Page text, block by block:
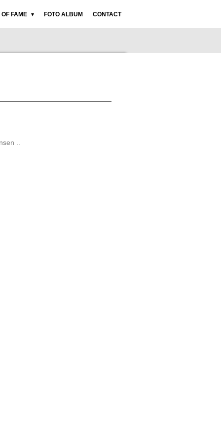
FAME FOTO ALBUM CONTACT
..